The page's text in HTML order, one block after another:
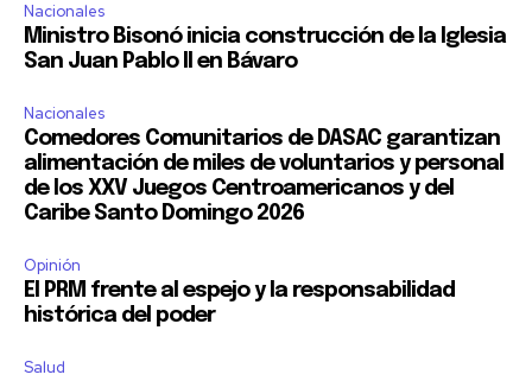
Nacionales
Ministro Bisonó inicia construcción de la Iglesia
San Juan Pablo II en Bávaro
Nacionales
Comedores Comunitarios de DASAC garantizan
alimentación de miles de voluntarios y personal
de los XXV Juegos Centroamericanos y del
Caribe Santo Domingo 2026
Opinión
El PRM frente al espejo y la responsabilidad
histórica del poder
Salud